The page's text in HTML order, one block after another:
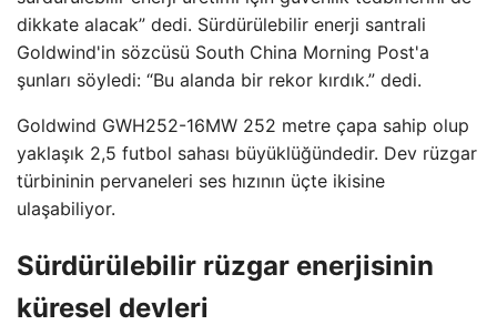
dikkate alacak” dedi. Sürdürülebilir enerji santrali
Goldwind'in sözcüsü South China Morning Post'a
şunları söyledi: “Bu alanda bir rekor kırdık.” dedi.
Goldwind GWH252-16MW 252 metre çapa sahip olup
yaklaşık 2,5 futbol sahası büyüklüğündedir. Dev rüzgar
türbininin pervaneleri ses hızının üçte ikisine
ulaşabiliyor.
Sürdürülebilir rüzgar enerjisinin
küresel devleri